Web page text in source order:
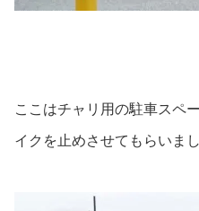
ここはチャリ用の駐車スペ
イクを止めさせてもらいまし